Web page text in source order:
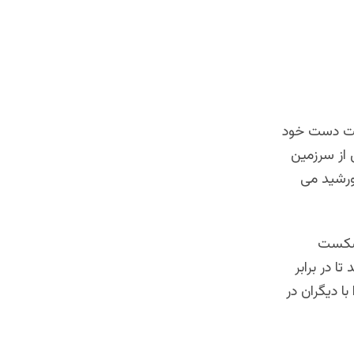
ملت دست خود
سرزمین
می
شکست
در برابر
دیگران در